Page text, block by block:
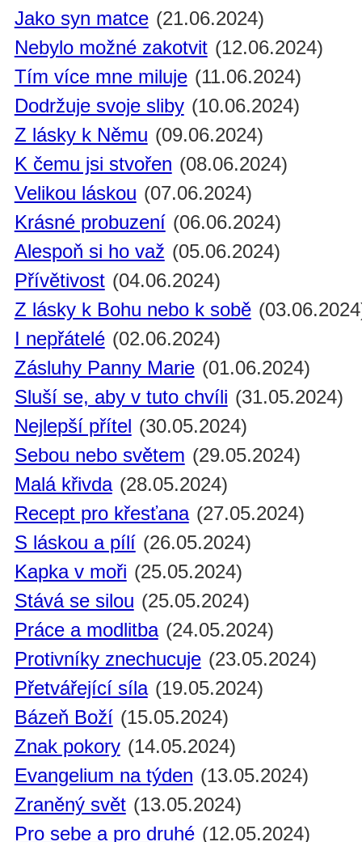
Jako syn matce (21.06.2024)
Nebylo možné zakotvit (12.06.2024)
Tím více mne miluje (11.06.2024)
Dodržuje svoje sliby (10.06.2024)
Z lásky k Němu (09.06.2024)
K čemu jsi stvořen (08.06.2024)
Velikou láskou (07.06.2024)
Krásné probuzení (06.06.2024)
Alespoň si ho važ (05.06.2024)
Přívětivost (04.06.2024)
Z lásky k Bohu nebo k sobě
I nepřátelé (02.06.2024)
Zásluhy Panny Marie (01.06.2024)
Sluší se, aby v tuto chvíli (31.05.2024)
Nejlepší přítel (30.05.2024)
Sebou nebo světem (29.05.2024)
Malá křivda (28.05.2024)
Recept pro křesťana (27.05.2024)
S láskou a pílí (26.05.2024)
Kapka v moři (25.05.2024)
Stává se silou (25.05.2024)
Práce a modlitba (24.05.2024)
Protivníky znechucuje (23.05.2024)
Přetvářející síla (19.05.2024)
Bázeň Boží (15.05.2024)
Znak pokory (14.05.2024)
Evangelium na týden (13.05.2024)
Zraněný svět (13.05.2024)
Pro sebe a pro druhé (12.05.2024)